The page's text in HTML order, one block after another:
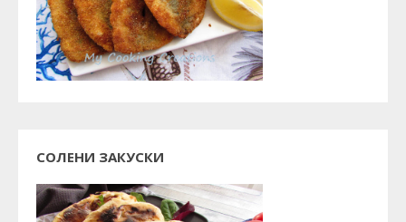
СОЛЕНИ ЗАКУСКИ